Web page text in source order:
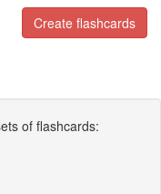
Create flashcards
of flashcards: